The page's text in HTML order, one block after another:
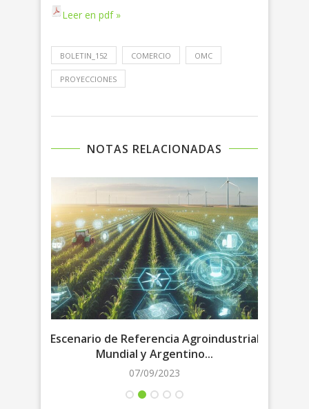
Leer en pdf »
BOLETIN_152 COMERCIO OMC
PROYECCIONES
NOTAS RELACIONADAS
Escenario de Referencia Agroindustrial
Mundial y Argentino...
07/09/2023